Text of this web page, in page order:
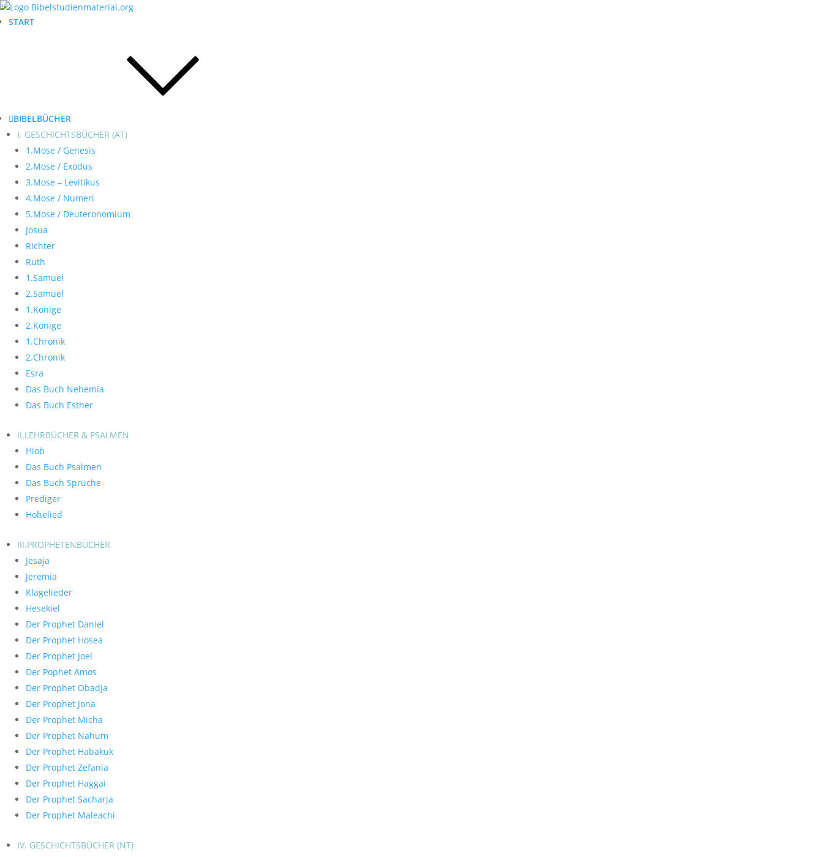
START
BIBELBÜCHER
I. GESCHICHTSBÜCHER (AT)
1.Mose / Genesis
2.Mose / Exodus
3.Mose – Levitikus
4.Mose / Numeri
5.Mose / Deuteronomium
Josua
Richter
Ruth
1.Samuel
2.Samuel
1.Könige
2.Könige
1.Chronik
2.Chronik
Esra
Das Buch Nehemia
Das Buch Esther
II.LEHRBÜCHER & PSALMEN
Hiob
Das Buch Psalmen
Das Buch Sprüche
Prediger
Hohelied
III.PROPHETENBÜCHER
Jesaja
Jeremia
Klagelieder
Hesekiel
Der Prophet Daniel
Der Prophet Hosea
Der Prophet Joel
Der Pophet Amos
Der Prophet Obadja
Der Prophet Jona
Der Prophet Micha
Der Prophet Nahum
Der Prophet Habakuk
Der Prophet Zefania
Der Prophet Haggai
Der Prophet Sacharja
Der Prophet Maleachi
IV. GESCHICHTSBÜCHER (NT)